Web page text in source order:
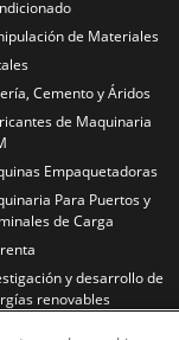
de Materiales
Cemento y Áridos
de Maquinaria
Empaquetadoras
Para Puertos y
de Carga
y desarrollo de
renovables